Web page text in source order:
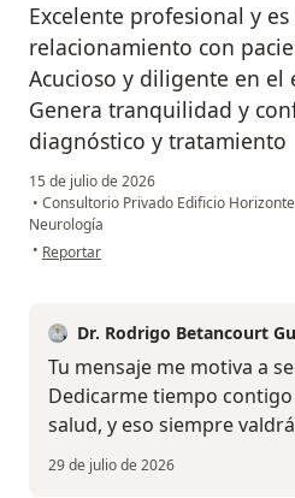
Excelente profesional y
relacionamiento con
Acucioso y diligente en el
Genera tranquilidad y
diagnóstico y tratamiento
15 de julio de 2026
• Consultorio Privado Edificio
Neurología
• en opinión del usuario Norma C Olaya
Reportar
Dr. Rodrigo Betancourt
Tu mensaje me motiva a
Dedicarme tiempo
salud, y eso siempre
29 de julio de 2026